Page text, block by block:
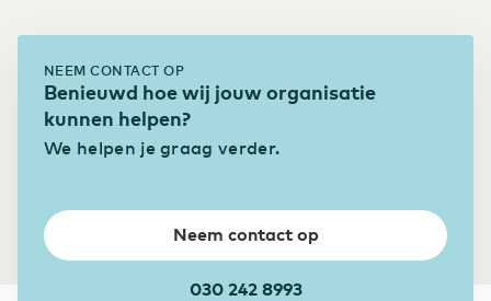
Onze Datacenters
Eurofiber Cloud Infra
Digitalisering biedt bouwsector extra kansen
Transport & Logistiek
Sneller schakelen door digitalisering
NEEM CONTACT OP
Benieuwd hoe wij jouw organisatie
kunnen helpen?
We helpen je graag verder.
Neem contact op
030 242 8993